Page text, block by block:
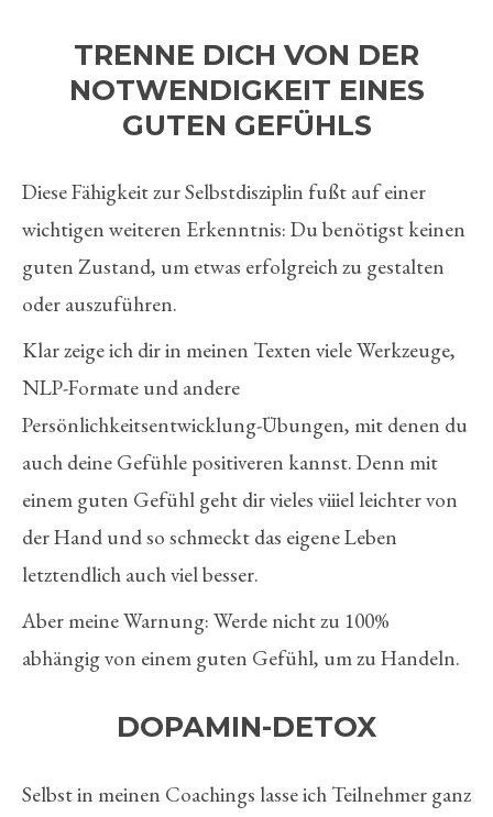
TRENNE DICH VON DER
NOTWENDIGKEIT EINES
GUTEN GEFÜHLS
Diese Fähigkeit zur Selbstdisziplin fußt auf einer
wichtigen weiteren Erkenntnis: Du benötigst keinen
guten Zustand, um etwas erfolgreich zu gestalten
oder auszuführen.
Klar zeige ich dir in meinen Texten viele Werkzeuge,
NLP-Formate und andere
Persönlichkeitsentwicklung-Übungen, mit denen du
auch deine Gefühle positiveren kannst. Denn mit
einem guten Gefühl geht dir vieles viiiel leichter von
der Hand und so schmeckt das eigene Leben
letztendlich auch viel besser.
Aber meine Warnung: Werde nicht zu 100%
abhängig von einem guten Gefühl, um zu Handeln.
DOPAMIN-DETOX
Selbst in meinen Coachings lasse ich Teilnehmer ganz